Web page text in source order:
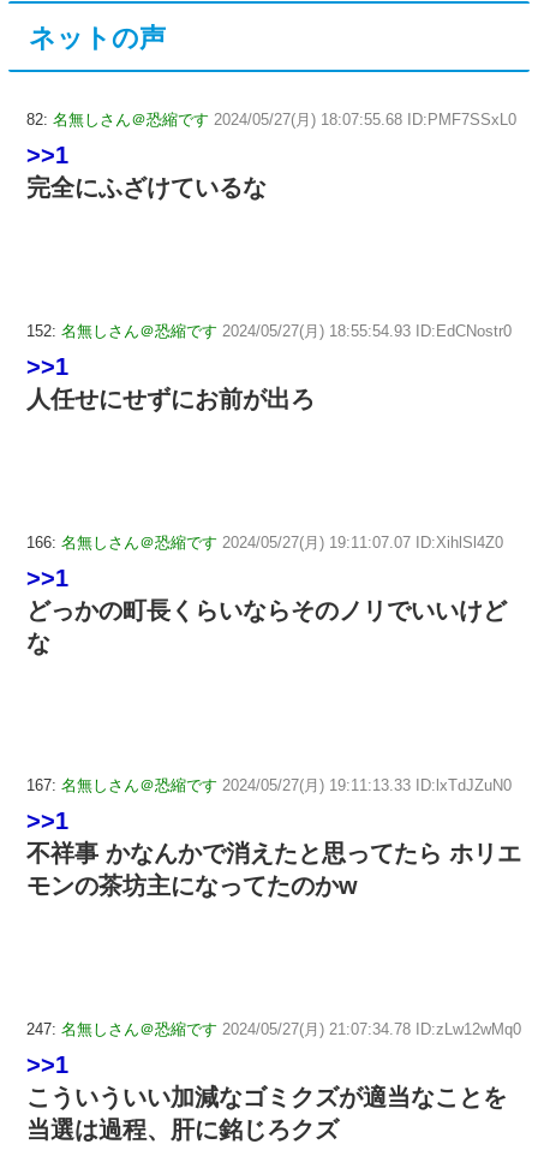
ネットの声
82: 名無しさん＠恐縮です 2024/05/27(月) 18:07:55.68 ID:PMF7SSxL0
>>1
完全にふざけているな
152: 名無しさん＠恐縮です 2024/05/27(月) 18:55:54.93 ID:EdCNostr0
>>1
人任せにせずにお前が出ろ
166: 名無しさん＠恐縮です 2024/05/27(月) 19:11:07.07 ID:XihlSl4Z0
>>1
どっかの町長くらいならそのノリでいいけど
な
167: 名無しさん＠恐縮です 2024/05/27(月) 19:11:13.33 ID:lxTdJZuN0
>>1
不祥事 かなんかで消えたと思ってたら ホリエ
モンの茶坊主になってたのかw
247: 名無しさん＠恐縮です 2024/05/27(月) 21:07:34.78 ID:zLw12wMq0
>>1
こういういい加減なゴミクズが適当なことを
当選は過程、肝に銘じろクズ